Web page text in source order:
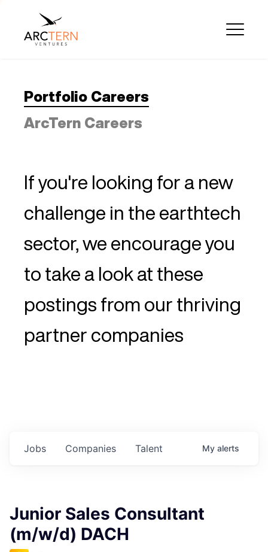
Portfolio Careers
ArcTern Careers
If you're looking for a new
challenge in the earthtech
sector, we encourage you
to take a look at these
postings from our thriving
partner companies
Jobs Companies Talent My alerts
Junior Sales Consultant
(m/w/d) DACH